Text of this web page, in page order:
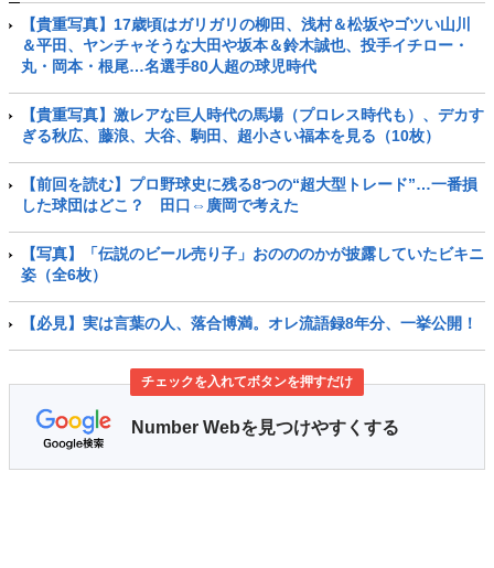
【貴重写真】17歳頃はガリガリの柳田、浅村＆松坂やゴツい山川
＆平田、ヤンチャそうな大田や坂本＆鈴木誠也、投手イチロー・
丸・岡本・根尾…名選手80人超の球児時代
【貴重写真】激レアな巨人時代の馬場（プロレス時代も）、デカす
ぎる秋広、藤浪、大谷、駒田、超小さい福本を見る（10枚）
【前回を読む】プロ野球史に残る8つの“超大型トレード”…一番損
した球団はどこ？ 田口⇔廣岡で考えた
【写真】「伝説のビール売り子」おのののかが披露していたビキニ
姿（全6枚）
【必見】実は言葉の人、落合博満。オレ流語録8年分、一挙公開！
チェックを入れてボタンを押すだけ
Number Webを見つけやすくする